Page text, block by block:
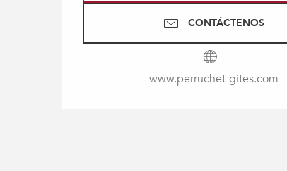
CONTÁCTENOS
www.perruchet-gites.com